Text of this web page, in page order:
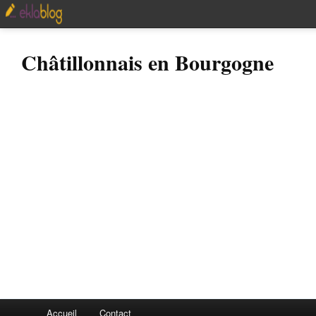
Châtillonnais en Bourgogne
Accueil Contact